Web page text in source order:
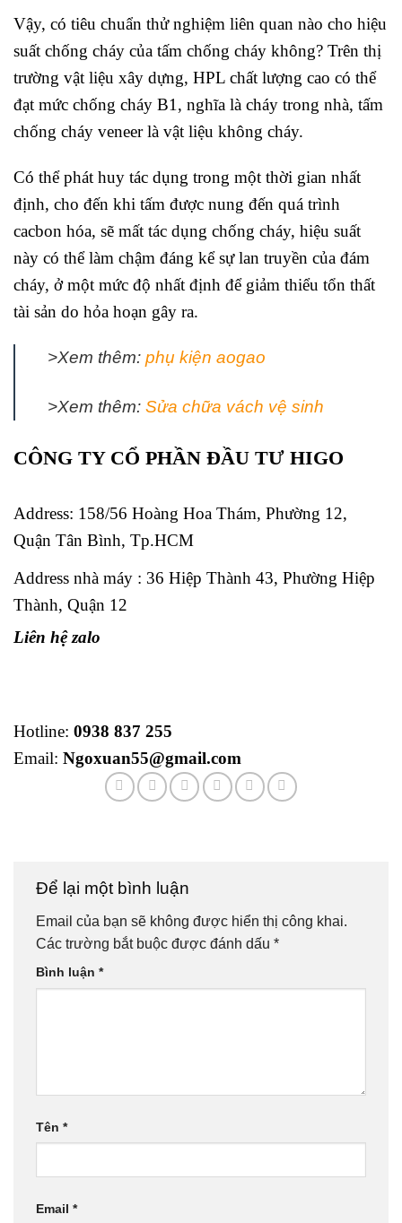
Vậy, có tiêu chuẩn thử nghiệm liên quan nào cho hiệu
suất chống cháy của tấm chống cháy không? Trên thị
trường vật liệu xây dựng, HPL chất lượng cao có thể
đạt mức chống cháy B1, nghĩa là cháy trong nhà, tấm
chống cháy veneer là vật liệu không cháy.
Có thể phát huy tác dụng trong một thời gian nhất
định, cho đến khi tấm được nung đến quá trình
cacbon hóa, sẽ mất tác dụng chống cháy, hiệu suất
này có thể làm chậm đáng kể sự lan truyền của đám
cháy, ở một mức độ nhất định để giảm thiểu tổn thất
tài sản do hỏa hoạn gây ra.
>Xem thêm: phụ kiện aogao
>Xem thêm: Sửa chữa vách vệ sinh
CÔNG TY CỔ PHẦN ĐẦU TƯ HIGO
Address: 158/56 Hoàng Hoa Thám, Phường 12,
Quận Tân Bình, Tp.HCM
Address nhà máy : 36 Hiệp Thành 43, Phường Hiệp
Thành, Quận 12
Liên hệ zalo
Hotline: 0938 837 255
Email: Ngoxuan55@gmail.com
Để lại một bình luận
Email của bạn sẽ không được hiển thị công khai.
Các trường bắt buộc được đánh dấu *
Bình luận *
Tên *
Email *